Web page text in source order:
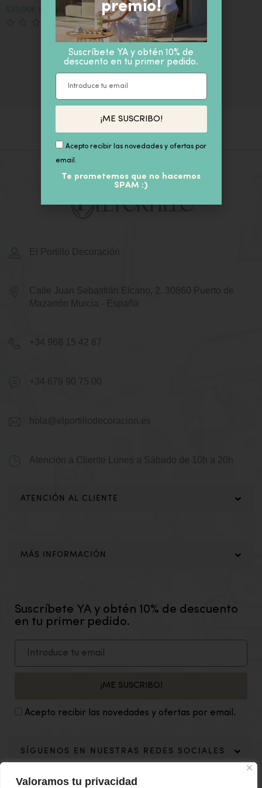
Valoramos tu privacidad
€
539,00€ IVA inc
El Portillo Decoración
Calle Juan Sebastián Elcano, 2. 30860 Puerto de
Mazarrón
Murcia - España
+34 968 15 42 67
+34 679 90 75 00
hola@elportillodecoracion.es
Atención a Cliente Lunes a Sábado de 10h a 20h
ATENCIÓN AL CLIENTE
MÁS INFORMACIÓN
Suscríbete YA y obtén 10% de descuento
en tu primer pedido.
Acepto recibir las novedades y ofertas por email.
¡ME SUSCRIBO!
SÍGUENOS EN NUESTRAS REDES SOCIALES
premio!
Suscríbete YA y obtén 10% de
descuento en tu primer pedido.
Acepto recibir las novedades y ofertas por
email.
¡ME SUSCRIBO!
Te prometemos que no hacemos
SPAM :)